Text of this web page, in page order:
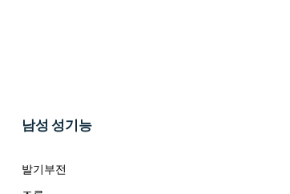
남성 성기능
발기부전